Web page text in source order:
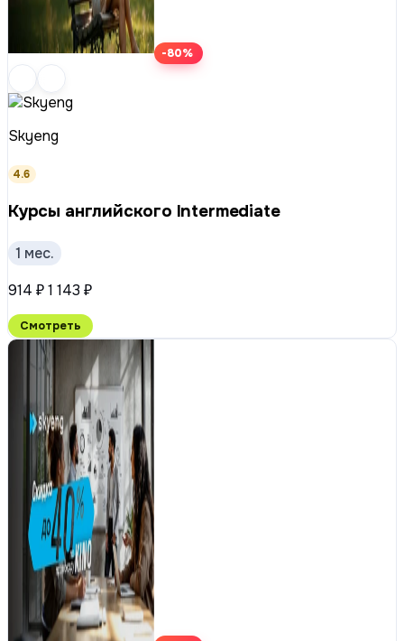
-80%
Skyeng
4.6
Курсы английского Intermediate
1 мес.
914 ₽1 143 ₽
Смотреть